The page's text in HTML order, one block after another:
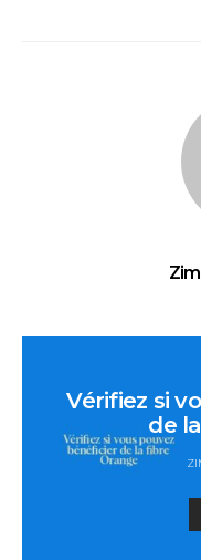
Vérifiez si
de